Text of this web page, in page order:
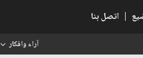
| اتصل بنا
آراء وافكار